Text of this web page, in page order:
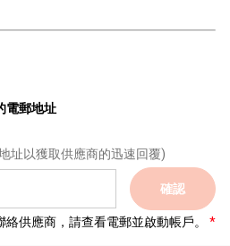
電郵地址
址以獲取供應商的迅速回覆)
確認
供應商，請查看電郵並啟動帳戶。